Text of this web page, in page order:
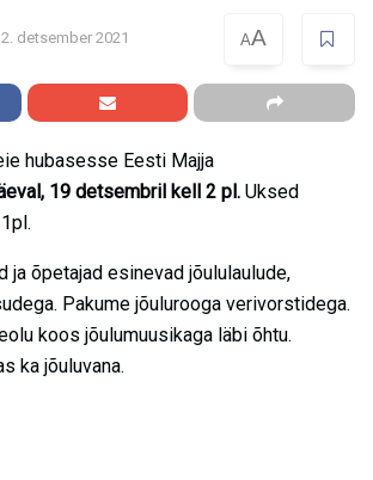
detsember 2021 AA
hubasesse Eesti Majja
19 detsembril kell 2 pl. Uksed
ja õpetajad esinevad jõululaulude,
Pakume jõulurooga verivorstidega.
koos jõulumuusikaga läbi õhtu.
ka jõuluvana.